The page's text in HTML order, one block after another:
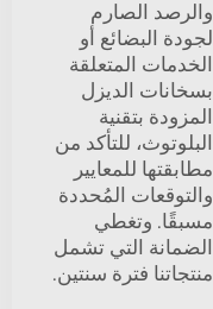
والرصد الصارم
لجودة البضائع أو
الخدمات المتعلقة
بسخانات الديزل
المزودة بتقنية
البلوتوث، للتأكد من
مطابقتها للمعايير
والتوقعات المُحددة
مسبقًا. وتغطي
الضمانة التي تشمل
منتجاتنا فترة سنتين.